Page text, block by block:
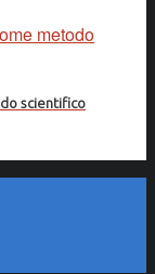
scientifico